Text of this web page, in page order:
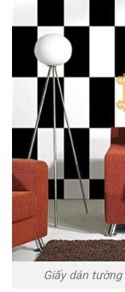
Giấy dán